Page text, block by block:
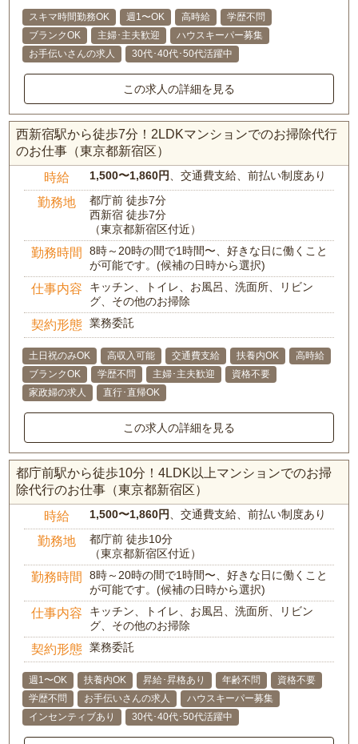
スキマ時間勤務OK 週1〜OK 高時給
学歴不問
ブランクOK
主婦･主夫歓迎
ハウスキーパー募集
お手伝いさんの求人
30代･40代･50代活躍中
この求人の詳細を見る
西新宿駅から徒歩7分！2LDKマンションでのお掃除代行
のお仕事（東京都新宿区）
時給 1,500〜1,860円、交通費支給、前払い制度あり
勤務地
都庁前 徒歩7分
西新宿 徒歩7分
（東京都新宿区付近）
勤務時間
8時～20時の間で1時間〜、好きな日に働くこと
が可能です。(候補の日時から選択)
仕事内容
キッチン、トイレ、お風呂、洗面所、リビン
グ、その他のお掃除
契約形態 業務委託
土日祝のみOK 高収入可能 交通費支給 扶養内OK
高時給
ブランクOK
学歴不問 主婦･主夫歓迎
資格不要
家政婦の求人
直行･直帰OK
この求人の詳細を見る
都庁前駅から徒歩10分！4LDK以上マンションでのお掃
除代行のお仕事（東京都新宿区）
時給 1,500〜1,860円、交通費支給、前払い制度あり
勤務地
都庁前 徒歩10分
（東京都新宿区付近）
勤務時間
8時～20時の間で1時間〜、好きな日に働くこと
が可能です。(候補の日時から選択)
仕事内容
キッチン、トイレ、お風呂、洗面所、リビン
グ、その他のお掃除
契約形態 業務委託
週1〜OK 扶養内OK 昇給･昇格あり 年齢不問
資格不要
学歴不問
お手伝いさんの求人
ハウスキーパー募集
インセンティブあり
30代･40代･50代活躍中